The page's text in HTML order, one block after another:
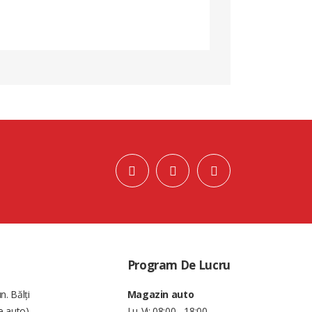
Bălți
Program De Lucru
Magazin auto